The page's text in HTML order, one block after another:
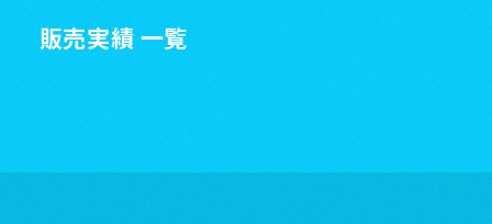
販売実績 一覧